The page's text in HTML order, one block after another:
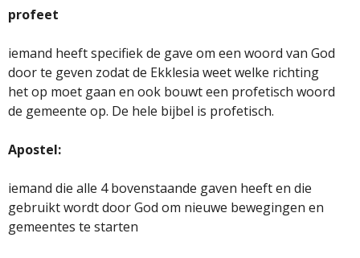
profeet
iemand heeft specifiek de gave om een woord van God
door te geven zodat de Ekklesia weet welke richting
het op moet gaan en ook bouwt een profetisch woord
de gemeente op. De hele bijbel is profetisch.
Apostel:
iemand die alle 4 bovenstaande gaven heeft en die
gebruikt wordt door God om nieuwe bewegingen en
gemeentes te starten